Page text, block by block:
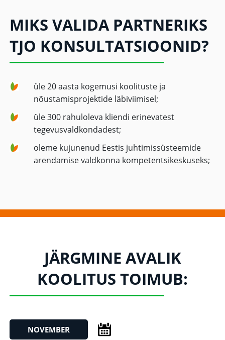
MIKS VALIDA PARTNERIKS
TJO KONSULTATSIOONID?
üle 20 aasta kogemusi koolituste ja
nõustamisprojektide läbiviimisel;
üle 300 rahuloleva kliendi erinevatest
tegevusvaldkondadest;
oleme kujunenud Eestis juhtimissüsteemide
arendamise valdkonna kompetentsikeskuseks;
JÄRGMINE AVALIK
KOOLITUS TOIMUB:
NOVEMBER